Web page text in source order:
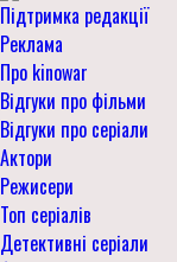
Підтримка редакції
Реклама
Про kinowar
Відгуки про фільми
Відгуки про серіали
Актори
Режисери
Топ серіалів
Детективні серіали